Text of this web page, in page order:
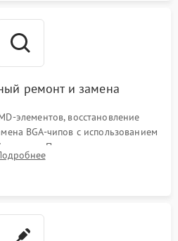
ремонт и замена
элементов, восстановление
BGA-чипов с использованием
станции. Прошивка микросхемы
портов USB